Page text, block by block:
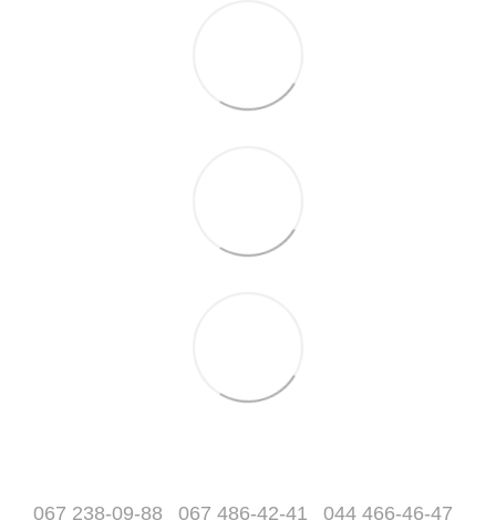
067 238-09-88 067 486-42-41 044 466-46-47